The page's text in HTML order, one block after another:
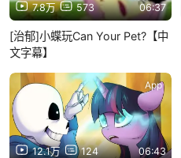
7.8万 573 06:37
[治郁]小蝶玩Can Your Pet?【中
文字幕】
12.1万 124 06:43
App